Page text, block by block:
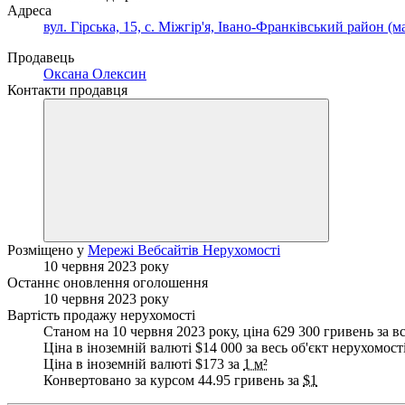
Адреса
вул. Гірська, 15, с. Міжгір'я, Івано-Франківський район
Продавець
Оксана Олексин
Контакти продавця
Розміщено у Мережі Вебсайтів Нерухомості
10 червня 2023 року
Останнє оновлення оголошення
10 червня 2023 року
Вартість продажу нерухомості
Станом на 10 червня 2023 року, ціна 629 300 гривень за
Ціна в іноземній валюті $14 000 за весь об'єкт нерухомості
Ціна в іноземній валюті $173 за 1 м²
Конвертовано за курсом 44.95 гривень за $1